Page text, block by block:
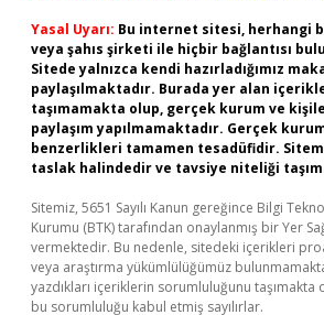
Yasal Uyarı: Bu internet sitesi, herhangi
veya şahıs şirketi ile hiçbir bağlantısı
Sitede yalnızca kendi hazırladığımız
paylaşılmaktadır. Burada yer alan
taşımamakta olup, gerçek kurum ve
paylaşım yapılmamaktadır. Gerçek
benzerlikleri tamamen tesadüfidir.
taslak halindedir ve tavsiye niteliği
Sitemiz, 5651 Sayılı Kanun gereğince Bilgi
Kurumu (BTK) tarafından onaylanmış bir Yer
vermektedir. Bu nedenle, sitedeki içerikleri
veya araştırma yükümlülüğümüz
yazdıkları içeriklerin sorumluluğunu
bu sorumluluğu kabul etmiş sayılırlar.